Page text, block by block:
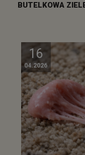
BUTELKOWA
16
04.2026